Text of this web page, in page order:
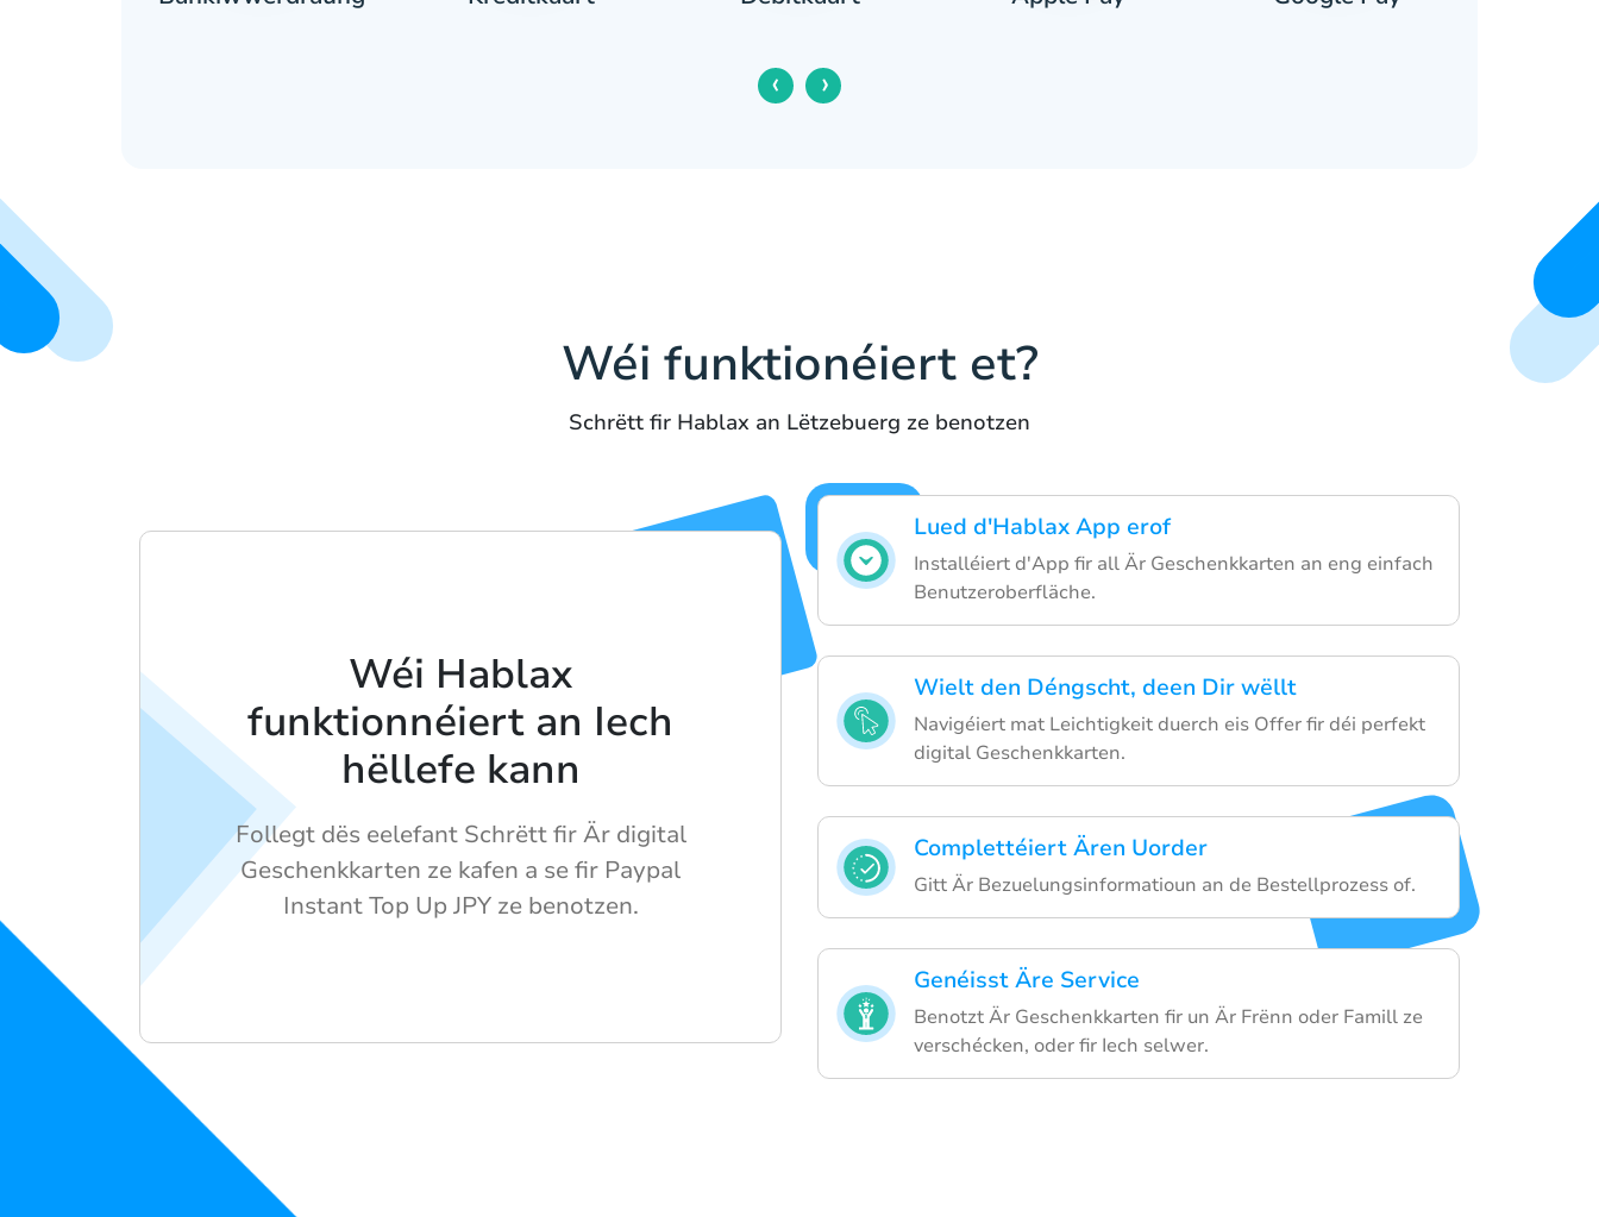
‹ ›
Wéi funktionéiert et?
Schrëtt fir Hablax an Lëtzebuerg ze benotzen
Lued d'Hablax App erof
Installéiert d'App fir all Är Geschenkkarten an eng einfach
Benutzeroberfläche.
Wielt den Déngscht, deen Dir wëllt
Navigéiert mat Leichtigkeit duerch eis Offer fir déi perfekt
digital Geschenkkarten.
Complettéiert Ären Uorder
Gitt Är Bezuelungsinformatioun an de Bestellprozess of.
Genéisst Äre Service
Benotzt Är Geschenkkarten fir un Är Frënn oder Famill ze
verschécken, oder fir Iech selwer.
Wéi Hablax
funktionnéiert an Iech
hëllefe kann
Follegt dës eelefant Schrëtt fir Är digital
Geschenkkarten ze kafen a se fir Paypal
Instant Top Up JPY ze benotzen.